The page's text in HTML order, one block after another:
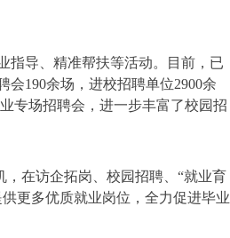
指导、精准帮扶等活动。目前，已
会190余场，进校招聘单位2900余
专场招聘会，进一步丰富了校园招
，在访企拓岗、校园招聘、“就业育
更多优质就业岗位，全力促进毕业